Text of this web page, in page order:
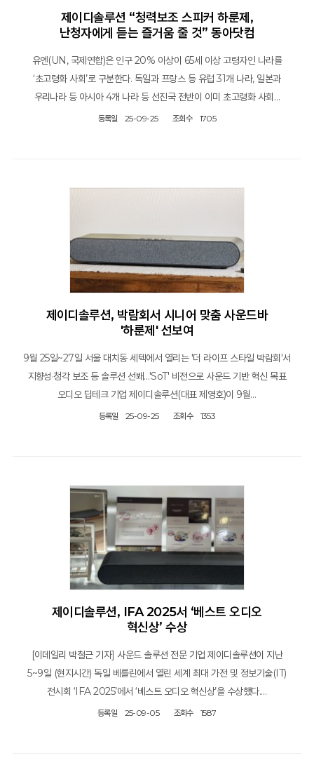
제이디솔루션 “청력보조 스피커 하룬제,
난청자에게 듣는 즐거움 줄 것” 동아닷컴
유엔(UN, 국제연합)은 인구 20% 이상이 65세 이상 고령자인 나라를
‘초고령화 사회’로 구분한다. 독일과 프랑스 등 유럽 31개 나라, 일본과
우리나라 등 아시아 4개 나라 등 선진국 전반이 이미 초고령화 사회…
등록일 25-09-25 조회수 1705
제이디솔루션, 박람회서 시니어 맞춤 사운드바
'하룬제' 선보여
9월 25일~27일 서울 대치동 세텍에서 열리는 '더 라이프 스타일 박람회'서
지향성·청각 보조 등 솔루션 선봬…'SoT' 비전으로 사운드 기반 혁신 목표
오디오 딥테크 기업 제이디솔루션(대표 제영호)이 9월…
등록일 25-09-25 조회수 1353
제이디솔루션, IFA 2025서 ‘베스트 오디오
혁신상’ 수상
[이데일리 박철근 기자] 사운드 솔루션 전문 기업 제이디솔루션이 지난
5~9일 (현지시간) 독일 베를린에서 열린 세계 최대 가전 및 정보기술(IT)
전시회 ‘IFA 2025’에서 ‘베스트 오디오 혁신상’을 수상했다.…
등록일 25-09-05 조회수 1587